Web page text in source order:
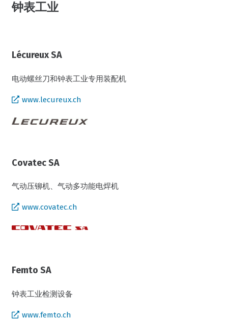
钟表工业
Lécureux SA
电动螺丝刀和钟表工业专用装配机
www.lecureux.ch
Covatec SA
气动压铆机、气动多功能电焊机
www.covatec.ch
Femto SA
钟表工业检测设备
www.femto.ch